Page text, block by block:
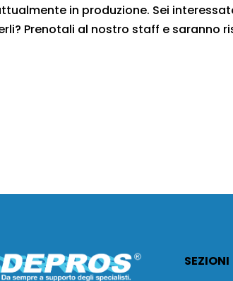
in produzione. Sei
Prenotali al nostro staff e saranno
SEZIONI